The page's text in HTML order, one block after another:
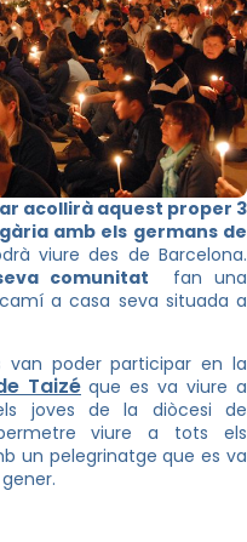
acollirà aquest proper 3
amb els germans de
viure des de Barcelona.
comunitat
fan una
a casa seva situada a
van poder participar en la
Taizé que es va viure a
joves de la diòcesi de
permetre viure a tots els
un pelegrinatge que es va